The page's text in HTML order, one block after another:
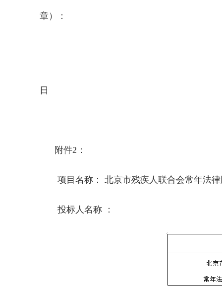
章）：
日
附件2：
项目名称： 北京市残疾人联合会常年法律
投标人名称 ：